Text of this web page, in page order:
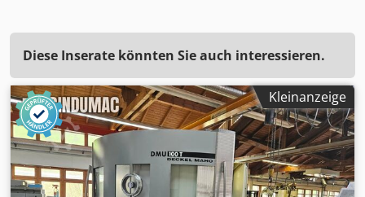
Diese Inserate könnten Sie auch interessieren.
Kleinanzeige